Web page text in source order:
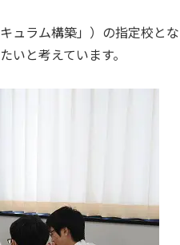
ュラム構築」）の指定校とな
と考えています。